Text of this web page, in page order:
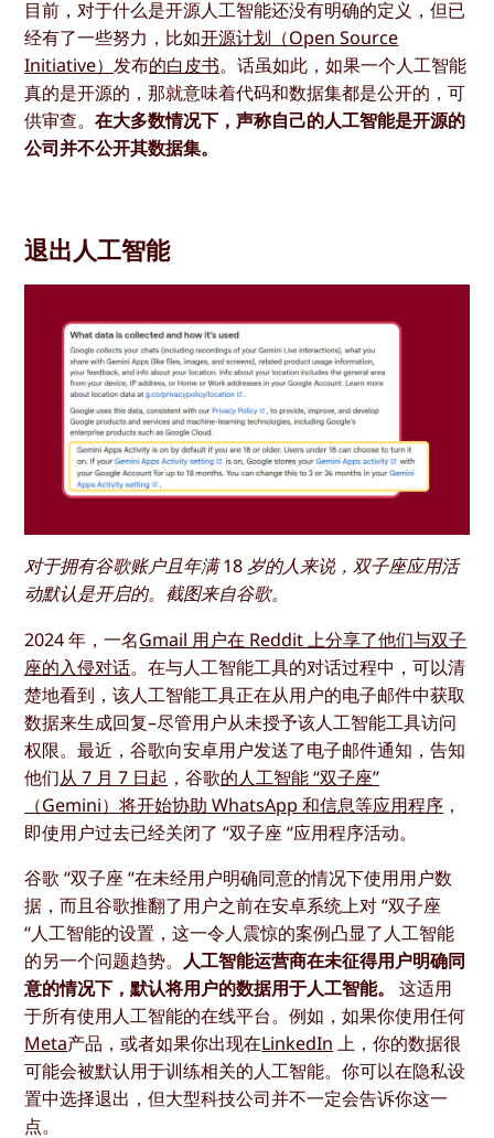
目前，对于什么是开源人工智能还没有明确的定义，但已
经有了一些努力，比如开源计划（Open Source
Initiative）发布的白皮书。话虽如此，如果一个人工智能
真的是开源的，那就意味着代码和数据集都是公开的，可
供审查。在大多数情况下，声称自己的人工智能是开源的
公司并不公开其数据集。
退出人工智能
对于拥有谷歌账户且年满 18 岁的人来说，双子座应用活
动默认是开启的。截图来自谷歌。
2024 年，一名Gmail 用户在 Reddit 上分享了他们与双子
座的入侵对话。在与人工智能工具的对话过程中，可以清
楚地看到，该人工智能工具正在从用户的电子邮件中获取
数据来生成回复–尽管用户从未授予该人工智能工具访问
权限。最近，谷歌向安卓用户发送了电子邮件通知，告知
他们从 7 月 7 日起 ，谷歌的人工智能 “双子座”
（Gemini）将开始协助 WhatsApp 和信息等应用程序 ，
即使用户过去已经关闭了 “双子座 “应用程序活动。
谷歌 “双子座 “在未经用户明确同意的情况下使用用户数
据，而且谷歌推翻了用户之前在安卓系统上对 “双子座
“人工智能的设置，这一令人震惊的案例凸显了人工智能
的另一个问题趋势。 人工智能运营商在未征得用户明确同
意的情况下，默认将用户的数据用于人工智能。
这适用
于所有使用人工智能的在线平台。例如，如果你使用任何
Meta产品，或者如果你出现在LinkedIn 上，你的数据很
可能会被默认用于训练相关的人工智能。你可以在隐私设
置中选择退出，但大型科技公司并不一定会告诉你这一
点。